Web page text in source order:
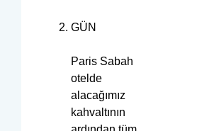
GÜN
Paris Sabah
otelde
alacağımız
kahvaltının